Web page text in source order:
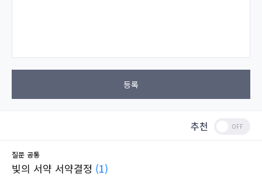
등록
추천
질문 공통
빛의 서약 서약결정 (1)